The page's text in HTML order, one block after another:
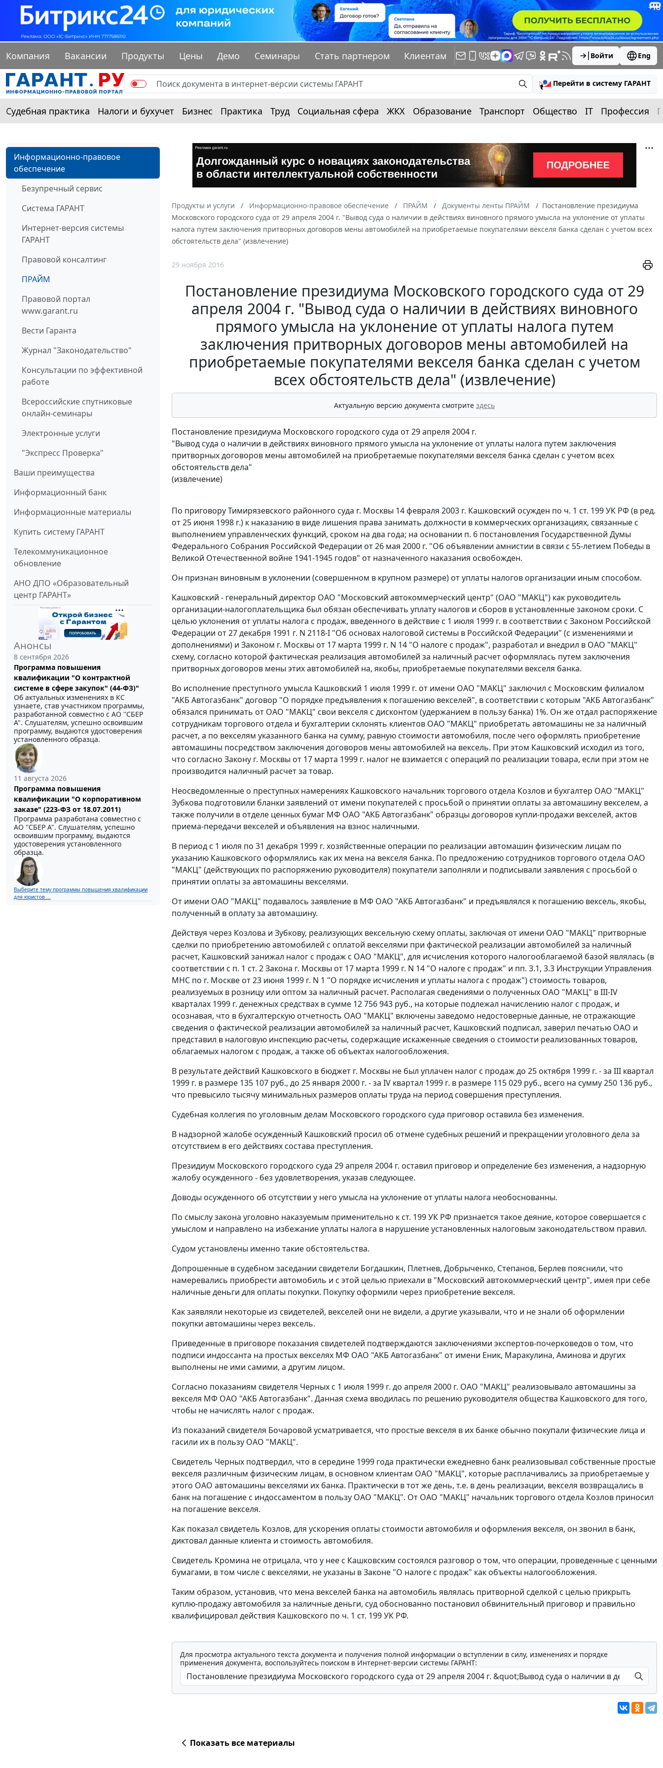
Компания Вакансии Продукты Цены Демо Семинары Стать партнером Клиентам Войти Eng
Перейти в систему ГАРАНТ
Судебная практика Налоги и бухучет Бизнес Практика Труд Социальная сфера ЖКХ Образование Транспорт Общество IT Профессия
Информационно-правовое
обеспечение
Безупречный сервис
Система ГАРАНТ
Интернет-версия системы
ГАРАНТ
Правовой консалтинг
ПРАЙМ
Правовой портал
www.garant.ru
Вести Гаранта
Журнал "Законодательство"
Консультации по эффективной
работе
Всероссийские спутниковые
онлайн-семинары
Электронные услуги
"Экспресс Проверка"
Ваши преимущества
Информационный банк
Информационные материалы
Купить систему ГАРАНТ
Телекоммуникационное
обновление
АНО ДПО «Образовательный
центр ГАРАНТ»
Анонсы
8 сентября 2026
Программа повышения
квалификации "О контрактной
системе в сфере закупок" (44-ФЗ)"
Об актуальных изменениях в КС
узнаете, став участником программы,
разработанной совместно с АО ''СБЕР
А". Слушателям, успешно освоившим
программу, выдаются удостоверения
установленного образца.
11 августа 2026
Программа повышения
квалификации "О корпоративном
заказе" (223-ФЗ от 18.07.2011)
Программа разработана совместно с
АО ''СБЕР А". Слушателям, успешно
освоившим программу, выдаются
удостоверения установленного
образца.
Выберите тему программы повышения квалификации
для юристов ...
Продукты и услуги Информационно-правовое обеспечение ПРАЙМ Документы ленты ПРАЙМ
Постановление президиума
Московского городского суда от 29 апреля 2004 г. "Вывод суда о наличии в действиях виновного прямого умысла на уклонение от уплаты
налога путем заключения притворных договоров мены автомобилей на приобретаемые покупателями векселя банка сделан с учетом всех
обстоятельств дела" (извлечение)
29 ноября 2016
Постановление президиума Московского городского суда от 29
апреля 2004 г. "Вывод суда о наличии в действиях виновного
прямого умысла на уклонение от уплаты налога путем
заключения притворных договоров мены автомобилей на
приобретаемые покупателями векселя банка сделан с учетом
всех обстоятельств дела" (извлечение)
Актуальную версию документа смотрите здесь
Постановление президиума Московского городского суда от 29 апреля 2004 г.
"Вывод суда о наличии в действиях виновного прямого умысла на уклонение от уплаты налога путем заключения
притворных договоров мены автомобилей на приобретаемые покупателями векселя банка сделан с учетом всех
обстоятельств дела"
(извлечение)
По приговору Тимирязевского районного суда г. Москвы 14 февраля 2003 г. Кашковский осужден по ч. 1 ст. 199УК РФ (в ред.
от 25 июня 1998 г.) к наказанию в виде лишения права занимать должности в коммерческих организациях, связанные с
выполнением управленческих функций, сроком на два года; на основании п. 6 постановления Государственной Думы
Федерального Собрания Российской Федерации от 26 мая 2000 г. "Об объявлении амнистии в связи с 55-летием Победы в
Великой Отечественной войне 1941-1945 годов" от назначенного наказания освобожден.
Он признан виновным в уклонении (совершенном в крупном размере) от уплаты налогов организации иным способом.
Кашковский - генеральный директор ОАО "Московский автокоммерческий центр" (ОАО "МАКЦ") как руководитель
организации-налогоплательщика был обязан обеспечивать уплату налогов и сборов в установленные законом сроки. С
целью уклонения от уплаты налога с продаж, введенного в действие с 1 июля 1999 г. в соответствии с Законом Российской
Федерации от 27 декабря 1991 г. N 2118-I "Об основах налоговой системы в Российской Федерации" (с изменениями и
дополнениями) и Законом г. Москвы от 17 марта 1999 г. N 14 "О налоге с продаж", разработал и внедрил в ОАО "МАКЦ"
схему, согласно которой фактическая реализация автомобилей за наличный расчет оформлялась путем заключения
притворных договоров мены этих автомобилей на, якобы, приобретаемые покупателями векселя банка.
Во исполнение преступного умысла Кашковский 1 июля 1999 г. от имени ОАО "МАКЦ" заключил с Московским филиалом
"АКБ Автогазбанк" договор "О порядке предъявления к погашению векселей", в соответствии с которым "АКБ Автогазбанк"
обязался принимать от ОАО "МАКЦ" свои векселя с дисконтом (удержанием в пользу банка) 1%. Он же отдал распоряжение
сотрудникам торгового отдела и бухгалтерии склонять клиентов ОАО "МАКЦ" приобретать автомашины не за наличный
расчет, а по векселям указанного банка на сумму, равную стоимости автомобиля, после чего оформлять приобретение
автомашины посредством заключения договоров мены автомобилей на вексель. При этом Кашковский исходил из того,
что согласно Закону г. Москвы от 17 марта 1999 г. налог не взимается с операций по реализации товара, если при этом не
производится наличный расчет за товар.
Неосведомленные о преступных намерениях Кашковского начальник торгового отдела Козлов и бухгалтер ОАО "МАКЦ"
Зубкова подготовили бланки заявлений от имени покупателей с просьбой о принятии оплаты за автомашину векселем, а
также получили в отделе ценных бумаг МФ ОАО "АКБ Автогазбанк" образцы договоров купли-продажи векселей, актов
приема-передачи векселей и объявления на взнос наличными.
В период с 1 июля по 31 декабря 1999 г. хозяйственные операции по реализации автомашин физическим лицам по
указанию Кашковского оформлялись как их мена на векселя банка. По предложению сотрудников торгового отдела ОАО
"МАКЦ" (действующих по распоряжению руководителя) покупатели заполняли и подписывали заявления с просьбой о
принятии оплаты за автомашины векселями.
От имени ОАО "МАКЦ" подавалось заявление в МФ ОАО "АКБ Автогазбанк" и предъявлялся к погашению вексель, якобы,
полученный в оплату за автомашину.
Действуя через Козлова и Зубкову, реализующих вексельную схему оплаты, заключая от имени ОАО "МАКЦ" притворные
сделки по приобретению автомобилей с оплатой векселями при фактической реализации автомобилей за наличный
расчет, Кашковский занижал налог с продаж с ОАО "МАКЦ", для исчисления которого налогооблагаемой базой являлась (в
соответствии с п. 1 ст. 2Закона г. Москвы от 17 марта 1999 г. N 14 "О налоге с продаж" и пп. 3.1, 3.3 Инструкции Управления
МНС по г. Москве от 23 июня 1999 г. N 1 "О порядке исчисления и уплаты налога с продаж") стоимость товаров,
реализуемых в розницу или оптом за наличный расчет. Располагая сведениями о полученных ОАО "МАКЦ" в III-IV
кварталах 1999 г. денежных средствах в сумме 12 756 943 руб., на которые подлежал начислению налог с продаж, и
осознавая, что в бухгалтерскую отчетность ОАО "МАКЦ" включены заведомо недостоверные данные, не отражающие
сведения о фактической реализации автомобилей за наличный расчет, Кашковский подписал, заверил печатью ОАО и
представил в налоговую инспекцию расчеты, содержащие искаженные сведения о стоимости реализованных товаров,
облагаемых налогом с продаж, а также об объектах налогообложения.
В результате действий Кашковского в бюджет г. Москвы не был уплачен налог с продаж до 25 октября 1999 г. - за III квартал
1999 г. в размере 135 107 руб., до 25 января 2000 г. - за IV квартал 1999 г. в размере 115 029 руб., всего на сумму 250 136 руб.,
что превысило тысячу минимальных размеров оплаты труда на период совершения преступления.
Судебная коллегия по уголовным делам Московского городского суда приговор оставила без изменения.
В надзорной жалобе осужденный Кашковский просил об отмене судебных решений и прекращении уголовного дела за
отсутствием в его действиях состава преступления.
Президиум Московского городского суда 29 апреля 2004 г. оставил приговор и определение без изменения, а надзорную
жалобу осужденного - без удовлетворения, указав следующее.
Доводы осужденного об отсутствии у него умысла на уклонение от уплаты налога необоснованны.
По смыслу закона уголовно наказуемым применительно к ст. 199УК РФ признается такое деяние, которое совершается с
умыслом и направлено на избежание уплаты налога в нарушение установленных налоговым законодательством правил.
Судом установлены именно такие обстоятельства.
Допрошенные в судебном заседании свидетели Богдашкин, Плетнев, Добрыченко, Степанов, Берлев пояснили, что
намеревались приобрести автомобиль и с этой целью приехали в "Московский автокоммерческий центр", имея при себе
наличные деньги для оплаты покупки. Покупку оформили через приобретение векселя.
Как заявляли некоторые из свидетелей, векселей они не видели, а другие указывали, что и не знали об оформлении
покупки автомашины через вексель.
Приведенные в приговоре показания свидетелей подтверждаются заключениями экспертов-почерковедов о том, что
подписи индоссанта на простых векселях МФ ОАО "АКБ Автогазбанк" от имени Еник, Маракулина, Аминова и других
выполнены не ими самими, а другим лицом.
Согласно показаниям свидетеля Черных с 1 июля 1999 г. до апреля 2000 г. ОАО "МАКЦ" реализовывало автомашины за
векселя МФ ОАО "АКБ Автогазбанк". Данная схема вводилась по решению руководителя общества Кашковского для того,
чтобы не начислять налог с продаж.
Из показаний свидетеля Бочаровой усматривается, что простые векселя в их банке обычно покупали физические лица и
гасили их в пользу ОАО "МАКЦ".
Свидетель Черных подтвердил, что в середине 1999 года практически ежедневно банк реализовывал собственные простые
векселя различным физическим лицам, в основном клиентам ОАО "МАКЦ", которые расплачивались за приобретаемые у
этого ОАО автомашины векселями их банка. Практически в тот же день, т.е. в день реализации, векселя возвращались в
банк на погашение с индоссаментом в пользу ОАО "МАКЦ". От ОАО "МАКЦ" начальник торгового отдела Козлов приносил
на погашение векселя.
Как показал свидетель Козлов, для ускорения оплаты стоимости автомобиля и оформления векселя, он звонил в банк,
диктовал данные клиента и стоимость автомобиля.
Свидетель Кромина не отрицала, что у нее с Кашковским состоялся разговор о том, что операции, проведенные с ценными
бумагами, в том числе с векселями, не указаны вЗаконе "О налоге с продаж" как объекты налогообложения.
Таким образом, установив, что мена векселей банка на автомобиль являлась притворной сделкой с целью прикрыть
куплю-продажу автомобиля за наличные деньги, суд обоснованно постановил обвинительный приговор и правильно
квалифицировал действия Кашковского по ч. 1 ст. 199УК РФ.
Для просмотра актуального текста документа и получения полной информации о вступлении в силу, изменениях и порядке
применения документа, воспользуйтесь поиском в Интернет-версии системы ГАРАНТ:
Показать все материалы